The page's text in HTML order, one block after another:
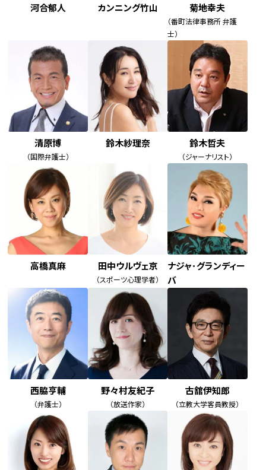
河合郁人 カンニング竹山 菊地幸夫
（番町法律事務所 弁護
士）
清原博
（国際弁護士）
鈴木紗理奈 鈴木哲夫
（ジャーナリスト）
高橋真麻 田中ウルヴェ京
（スポーツ心理学者）
ナジャ･グランディー
バ
西脇亨輔
（弁護士）
野々村友紀子
（放送作家）
古舘伊知郎
（立教大学客員教授）